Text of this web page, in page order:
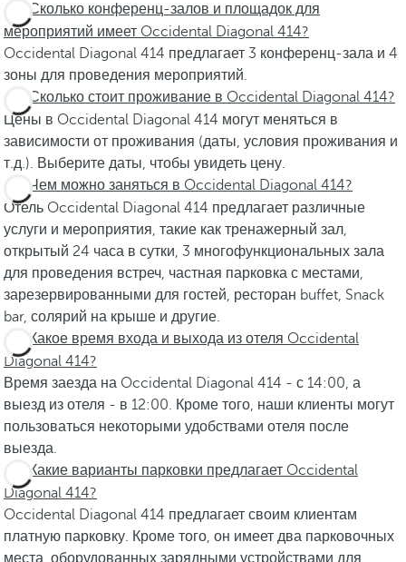
Сколько конференц-залов и площадок для
мероприятий имеет Occidental Diagonal 414?
Occidental Diagonal 414 предлагает 3 конференц-зала и 4
зоны для проведения мероприятий.
Сколько стоит проживание в Occidental Diagonal 414?
Цены в Occidental Diagonal 414 могут меняться в
зависимости от проживания (даты, условия проживания и
т.д.). Выберите даты, чтобы увидеть цену.
Чем можно заняться в Occidental Diagonal 414?
Отель Occidental Diagonal 414 предлагает различные
услуги и мероприятия, такие как тренажерный зал,
открытый 24 часа в сутки, 3 многофункциональных зала
для проведения встреч, частная парковка с местами,
зарезервированными для гостей, ресторан buffet, Snack
bar, солярий на крыше и другие.
Какое время входа и выхода из отеля Occidental
Diagonal 414?
Время заезда на Occidental Diagonal 414 - с 14:00, а
выезд из отеля - в 12:00. Кроме того, наши клиенты могут
пользоваться некоторыми удобствами отеля после
выезда.
Какие варианты парковки предлагает Occidental
Diagonal 414?
Occidental Diagonal 414 предлагает своим клиентам
платную парковку. Кроме того, он имеет два парковочных
места, оборудованных зарядными устройствами для